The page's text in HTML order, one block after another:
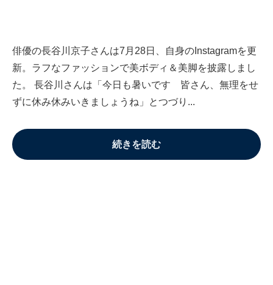
俳優の長谷川京子さんは7月28日、自身のInstagramを更
新。ラフなファッションで美ボディ＆美脚を披露しまし
た。 長谷川さんは「今日も暑いです 皆さん、無理をせ
ずに休み休みいきましょうね」とつづり...
続きを読む